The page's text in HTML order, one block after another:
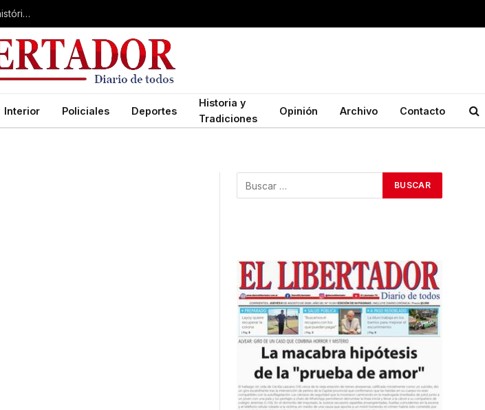
Virasoro inauguró la 7ª Feria del Libro con un fuerte acento local e histórico
Interior Policiales Deportes
Historia y
Tradiciones
Opinión Archivo Contacto